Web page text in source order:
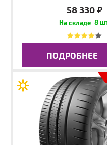
58 330 руб.
8
ПОДРОБНЕЕ